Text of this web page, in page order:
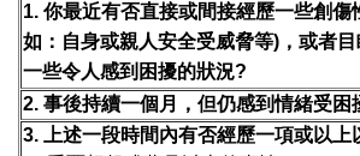
1. 你最近有否直接或間接經歷一些創傷
如：自身或親人安全受威脅等)，或者
一些令人感到困擾的狀況?
2. 事後持續一個月，但仍感到情緒受困
3. 上述一段時間內有否經歷一項或以上